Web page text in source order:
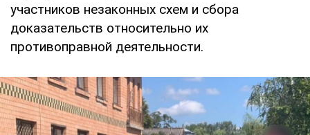
участников незаконных схем и сбора
доказательств относительно их
противоправной деятельности.